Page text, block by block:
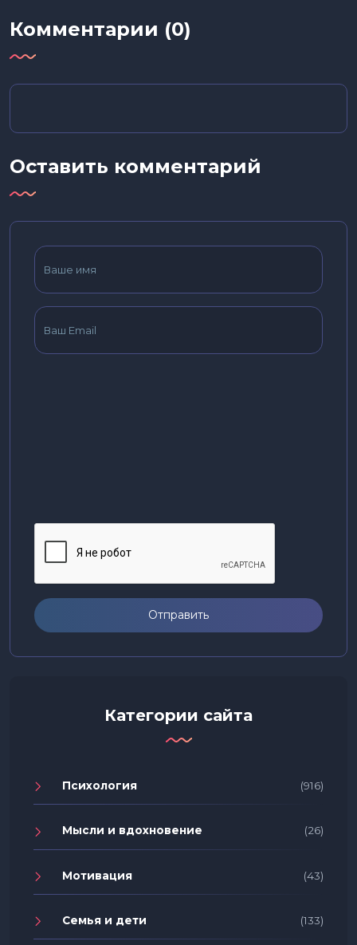
Комментарии (0)
Оставить комментарий
Отправить
Категории сайта
Психология (916)
Мысли и вдохновение (26)
Мотивация (43)
Семья и дети (133)